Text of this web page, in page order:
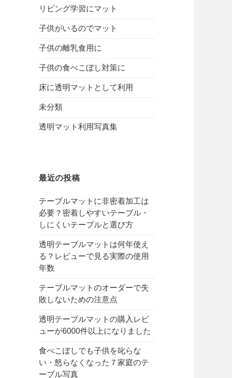
リビング学習にマット
子供がいるのでマット
子供の離乳食用に
子供の食べこぼし対策に
床に透明マットとして利用
未分類
透明マット利用写真集
最近の投稿
テーブルマットに非密着加工は
必要？密着しやすいテーブル・
しにくいテーブルと選び方
透明テーブルマットは何年使え
る？レビューで見る実際の使用
年数
テーブルマットのオーダーで失
敗しないための注意点
透明テーブルマットの購入レビ
ューが6000件以上になりました
食べこぼしでも子供を叱らな
い・怒らなくなった７家庭のテ
ーブル写真